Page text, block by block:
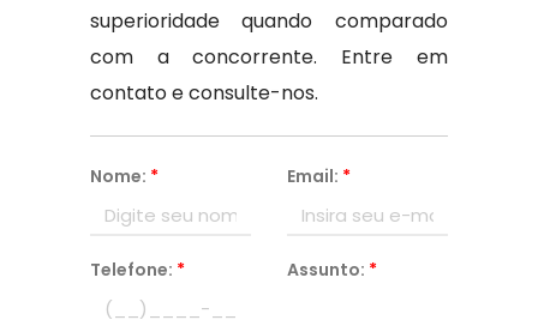
superioridade quando comparado
com a concorrente. Entre em
contato e consulte-nos.
Nome: * Email: *
Telefone: * Assunto: *